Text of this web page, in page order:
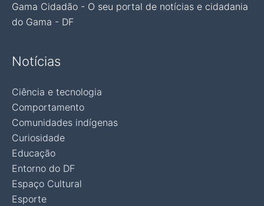
Gama Cidadão - O seu portal de notícias e cidadania
do Gama - DF
Notícias
Ciência e tecnologia
Comportamento
Comunidades indígenas
Curiosidade
Educação
Entorno do DF
Espaço Cultural
Esporte